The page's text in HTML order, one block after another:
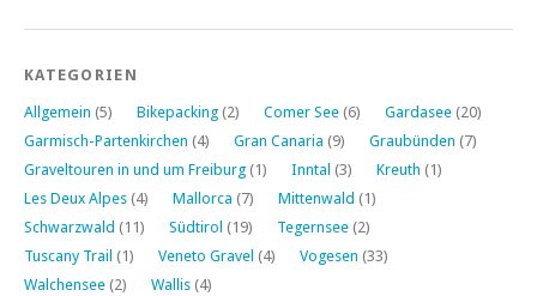
KATEGORIEN
Allgemein (5) Bikepacking (2) Comer See (6) Gardasee (20)
Garmisch-Partenkirchen (4) Gran Canaria (9) Graubünden (7)
Graveltouren in und um Freiburg (1) Inntal (3) Kreuth (1)
Les Deux Alpes (4) Mallorca (7) Mittenwald (1)
Schwarzwald (11) Südtirol (19) Tegernsee (2)
Tuscany Trail (1) Veneto Gravel (4) Vogesen (33)
Walchensee (2) Wallis (4)